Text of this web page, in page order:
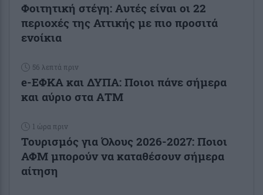
Φοιτητική στέγη: Aυτές είναι οι 22
περιοχές της Αττικής με πιο προσιτά
ενοίκια
56 λεπτά πριν
e-ΕΦΚΑ και ΔΥΠΑ: Ποιοι πάνε σήμερα
και αύριο στα ΑΤΜ
1 ώρα πριν
Τουρισμός για Όλους 2026-2027: Ποιοι
ΑΦΜ μπορούν να καταθέσουν σήμερα
αίτηση